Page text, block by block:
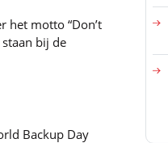
het motto “Don’t
bij de
Backup Day